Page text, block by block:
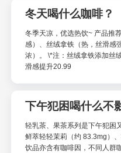
冬天喝什么咖啡？
冬季天凉，优选热饮~ 产品推
感）、丝绒拿铁（热，丝滑感
浓）。 \*注：丝绒拿铁添加丝
滑感提升20.99
下午犯困喝什么不
轻乳茶、果茶系列是下午犯困
鲜萃轻轻茉莉（约 83.3mg）
饮品亦含有咖啡因，不同人群